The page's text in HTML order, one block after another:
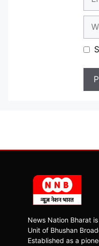
News Nation Bharat
Unit of Bhushan
Established as a